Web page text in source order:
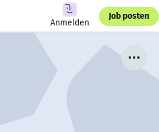
Anmelden
Job posten